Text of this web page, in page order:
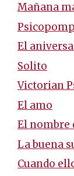
Mañana
El
Solito
Victorian
El amo
El nombre
La buena
Cuando